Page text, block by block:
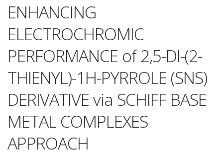
ENHANCING
ELECTROCHROMIC
PERFORMANCE of 2,5-DI-(2-
THIENYL)-1H-PYRROLE (SNS)
DERIVATIVE via SCHIFF BASE
METAL COMPLEXES
APPROACH